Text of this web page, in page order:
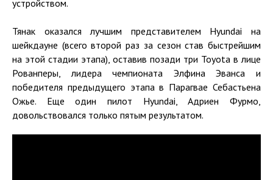
устройством.
Тянак оказался лучшим представителем Hyundai на
шейкдауне (всего второй раз за сезон став быстрейшим
на этой стадии этапа), оставив позади три Toyota в лице
Рованперы, лидера чемпионата Элфина Эванса и
победителя предыдущего этапа в Парагвае Себастьена
Ожье. Еще один пилот Hyundai, Адриен Фурмо,
довольствовался только пятым результатом.